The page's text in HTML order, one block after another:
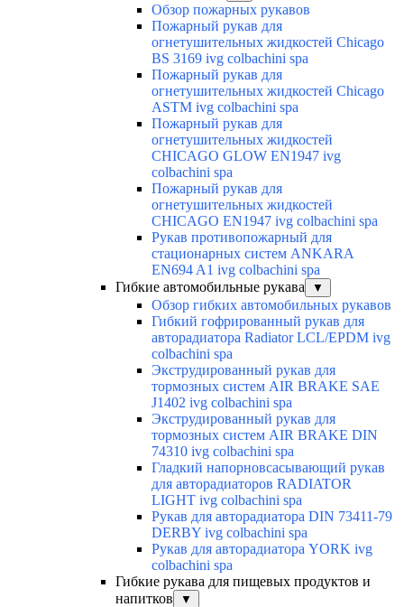
Обзор пожарных рукавов
Пожарный рукав для
огнетушительных жидкостей Chicago
BS 3169 ivg colbachini spa
Пожарный рукав для
огнетушительных жидкостей Chicago
ASTM ivg colbachini spa
Пожарный рукав для
огнетушительных жидкостей
CHICAGO GLOW EN1947 ivg
colbachini spa
Пожарный рукав для
огнетушительных жидкостей
CHICAGO EN1947 ivg colbachini spa
Рукав противопожарный для
стационарных систем ANKARA
EN694 A1 ivg colbachini spa
Гибкие автомобильные рукава
▼
Обзор гибких автомобильных рукавов
Гибкий гофрированный рукав для
авторадиатора Radiator LCL/EPDM ivg
colbachini spa
Экструдированный рукав для
тормозных систем AIR BRAKE SAE
J1402 ivg colbachini spa
Экструдированный рукав для
тормозных систем AIR BRAKE DIN
74310 ivg colbachini spa
Гладкий напорновсасывающий рукав
для авторадиаторов RADIATOR
LIGHT ivg colbachini spa
Рукав для авторадиатора DIN 73411-79
DERBY ivg colbachini spa
Рукав для авторадиатора YORK ivg
colbachini spa
Гибкие рукава для пищевых продуктов и
напитков
▼